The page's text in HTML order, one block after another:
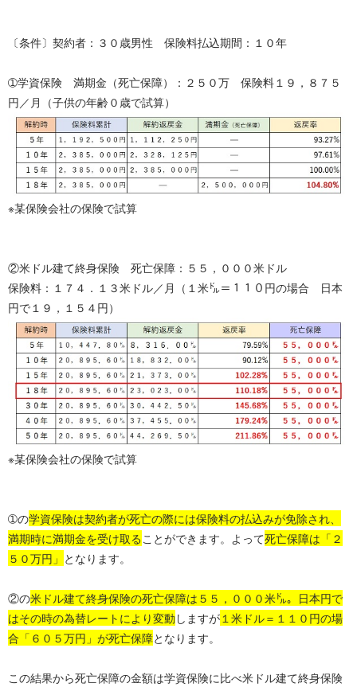
〔条件〕契約者：３０歳男性 保険料払込期間：１０年
➀学資保険 満期金（死亡保障）：２５０万 保険料１９，８７５
円／月（子供の年齢０歳で試算）
※某保険会社の保険で試算
②米ドル建て終身保険 死亡保障：５５，０００米ドル
保険料：１７４．１３米ドル／月（１米㌦＝１１０円の場合 日本
円で１９，１５４円）
※某保険会社の保険で試算
➀の学資保険は契約者が死亡の際には保険料の払込みが免除され、
満期時に満期金を受け取る ことができます。よって死亡保障は「２
５０万円」 となります。
②の米ドル建て終身保険の死亡保障は５５，０００米㌦。日本円で
はその時の為替レートにより変動 しますが １米ドル＝１１０円の場
合「６０５万円」が死亡保障となります。
この結果から死亡保障の金額は学資保険に比べ米ドル建て終身保険